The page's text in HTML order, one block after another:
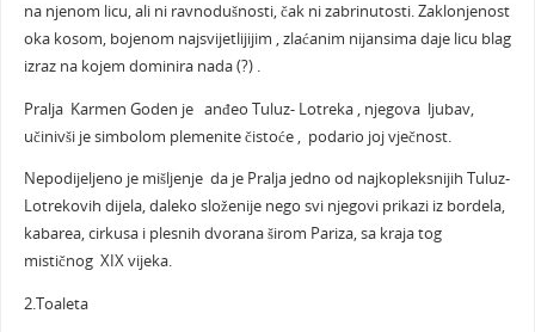
na njenom licu, ali ni ravnodušnosti, čak ni zabrinutosti. Zaklonjenost
oka kosom, bojenom najsvijetlijijim , zlaćanim nijansima daje licu blag
izraz na kojem dominira nada (?) .
Pralja Karmen Goden je anđeo Tuluz- Lotreka , njegova ljubav,
učinivši je simbolom plemenite čistoće , podario joj vječnost.
Nepodijeljeno je mišljenje da je Pralja jedno od najkopleksnijih Tuluz-
Lotrekovih dijela, daleko složenije nego svi njegovi prikazi iz bordela,
kabarea, cirkusa i plesnih dvorana širom Pariza, sa kraja tog
mističnog XIX vijeka.
2.Toaleta